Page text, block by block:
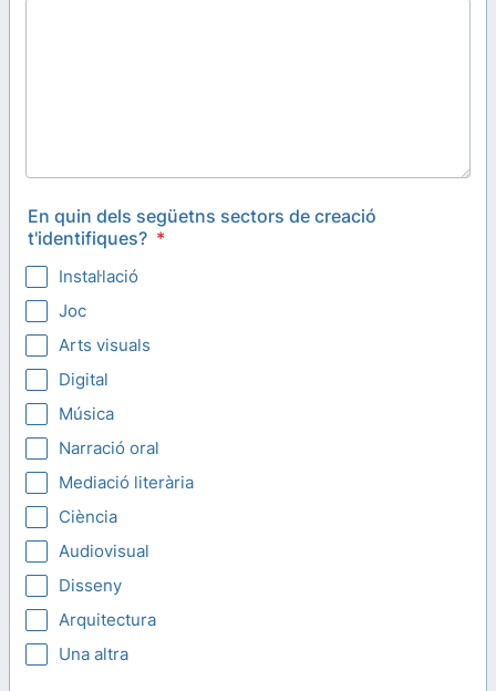
En quin dels següetns sectors de creació
t'identifiques? *
Instal·lació
Joc
Arts visuals
Digital
Música
Narració oral
Mediació literària
Ciència
Audiovisual
Disseny
Arquitectura
Una altra